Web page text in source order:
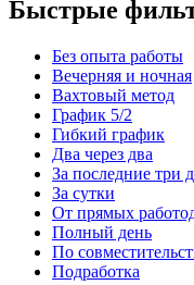
Быстрые
Без опыта работы
Вечерняя и ночная
Вахтовый метод
График 5/2
Гибкий график
Два через два
За последние три
За сутки
От прямых
Полный день
По
Подработка